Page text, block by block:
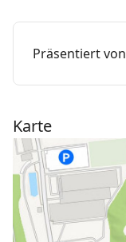
Frühstück,
und
aber das Esel-
Bauernhof".
Mit 30
grösste
Milchwirtschaft
Mathys auch Esel.
ein Hit.
Der Bauernhof
Wanderungen
Präsentiert von
Karte